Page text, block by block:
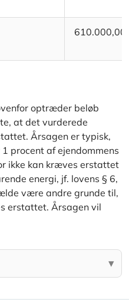
610.000,00
optræder beløb
at det vurderede
Årsagen er typisk,
procent af ejendommens
ikke kan kræves erstattet
energi, jf. lovens § 6,
være andre grunde til,
erstattet. Årsagen vil